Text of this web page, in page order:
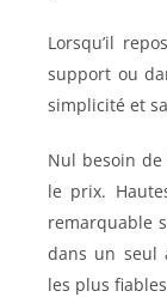
Lorsqu’il
support ou
simplicité et
Nul besoin
le prix.
remarquable
dans un seul
les plus